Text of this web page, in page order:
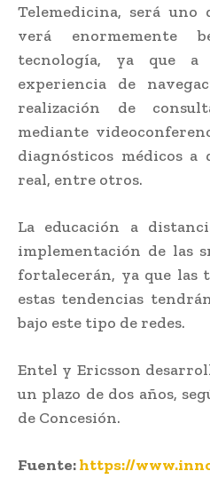
Telemedicina, será uno
verá enormemente
tecnología, ya que
experiencia de
realización de
mediante
diagnósticos médicos
real, entre otros.
La educación a
implementación de las
fortalecerán, ya que las
estas tendencias
bajo este tipo de redes.
Entel y Ericsson
un plazo de dos años,
de Concesión.
Fuente:https://